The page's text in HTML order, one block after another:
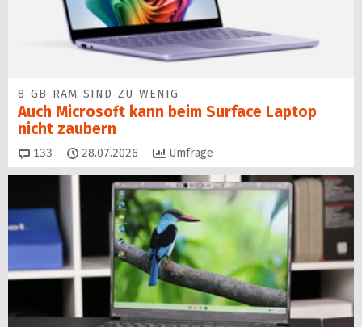
8 GB RAM SIND ZU WENIG
Auch Microsoft kann beim Surface Laptop
nicht zaubern
133 Kommentare
28.07.2026 Umfrage